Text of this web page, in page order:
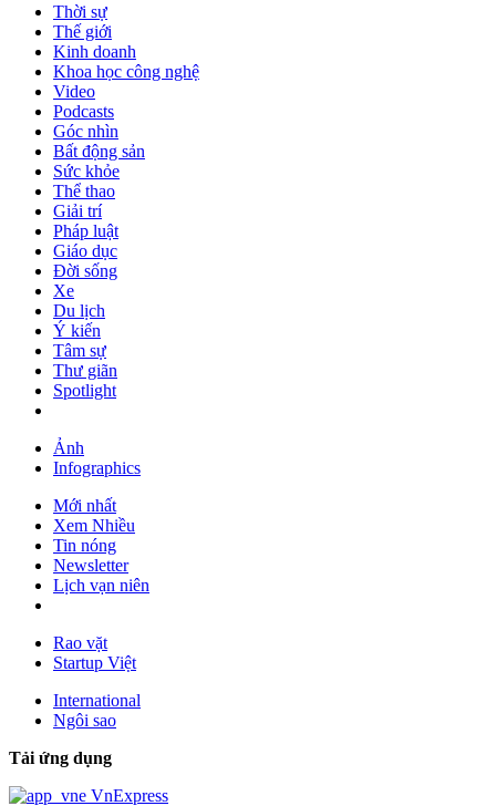
Thời sự
Thế giới
Kinh doanh
Khoa học công nghệ
Video
Podcasts
Góc nhìn
Bất động sản
Sức khỏe
Thể thao
Giải trí
Pháp luật
Giáo dục
Đời sống
Xe
Du lịch
Ý kiến
Tâm sự
Thư giãn
Spotlight
Ảnh
Infographics
Mới nhất
Xem Nhiều
Tin nóng
Newsletter
Lịch vạn niên
Rao vặt
Startup Việt
International
Ngôi sao
Tải ứng dụng
VnExpress